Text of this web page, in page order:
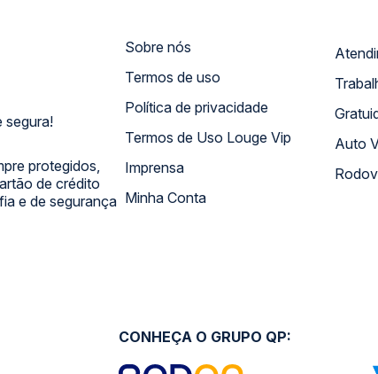
segura!
protegidos,
de crédito
e de segurança
Sobre nós
Termos de uso
Política de privacidade
Termos de Uso Louge Vip
Imprensa
Minha Conta
CONHEÇA O GRUPO QP: